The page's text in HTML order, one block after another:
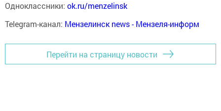
Одноклассники: ok.ru/menzelinsk
Telegram-канал: Мензелинск news - Мензеля-информ
Перейти на страницу новости